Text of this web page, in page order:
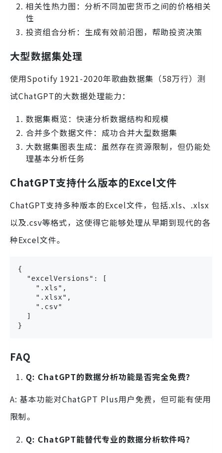
相关性热力图：分析不同加密货币之间的价格相关
性
投资组合分析：生成有效前沿图，帮助投资决策
大型数据集处理
使用Spotify 1921-2020年歌曲数据集（58万行）测
试ChatGPT的大数据处理能力：
数据集概览：快速分析数据结构和规模
合并多个数据文件：成功合并大型数据集
大数据集图表生成：虽然存在资源限制，但仍能处
理基本分析任务
ChatGPT支持什么版本的Excel文件
ChatGPT支持多种版本的Excel文件，包括.xls、.xlsx
以及.csv等格式，这使得它能够处理从早期到现代的各
种Excel文件。
{
  "excelVersions": [
    ".xls",
    ".xlsx",
    ".csv"
  ]
}
FAQ
Q: ChatGPT的数据分析功能是否完全免费？
A: 基本功能对ChatGPT Plus用户免费，但可能有使用
限制。
Q: ChatGPT能替代专业的数据分析软件吗？